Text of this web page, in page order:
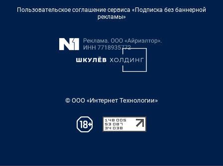
Пользовательское соглашение сервиса «Подписка без баннерной
рекламы»
© ООО «Интернет Технологии»